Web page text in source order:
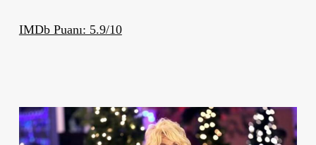
IMDb Puanı: 5.9/10